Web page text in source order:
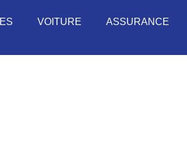
VOITURE ASSURANCE